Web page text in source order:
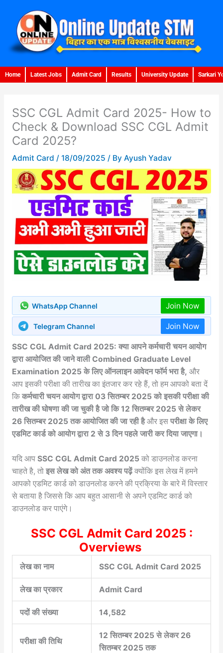
content
Home Latest Jobs Admit Card Results University Update Sarkari
SSC CGL Admit Card 2025- How to
Check & Download SSC CGL Admit
Card 2025?
Admit Card / 18/09/2025 / By Ayush Yadav
WhatsApp Channel Join Now
Telegram Channel Join Now
SSC CGL Admit Card 2025: क्या आपने कर्मचारी चयन आयोग
द्वारा आयोजित की जाने वाली Combined Graduate Level
Examination 2025 के लिए ऑनलाइन आवेदन फॉर्म भरा है, और
आप इसकी परीक्षा की तारीख का इंतजार कर रहे हैं, तो हम आपको बता दें
कि कर्मचारी चयन आयोग द्वारा 03 सितम्बर 2025 को इसकी परीक्षा की
तारीख की घोषणा की जा चुकी है जो कि 12 सितम्बर 2025 से लेकर
26 सितम्बर 2025 तक आयोजित की जा रही हैऔर इस परीक्षा के लिए
एडमिट कार्ड को आयोग द्वारा 2 से 3 दिन पहले जारी कर दिया जाएगा।
यदि आप SSC CGL Admit Card 2025 को डाउनलोड करना
चाहते है, तो इस लेख को अंत तक अवश्य पढ़ेंक्योंकि इस लेख में हमने
आपको एडमिट कार्ड को डाउनलोड करने की प्रक्रिया के बारे में विस्तार
से बताया है जिससे कि आप बहुत आसानी से अपने एडमिट कार्ड को
डाउनलोड कर पाएंगे।
SSC CGL Admit Card 2025 :
Overviews
लेख का नाम SSC CGL Admit Card 2025
लेख का प्रकार Admit Card
पदों की संख्या 14,582
परीक्षा की तिथि
12 सितम्बर 2025 से लेकर 26
सितम्बर 2025 तक